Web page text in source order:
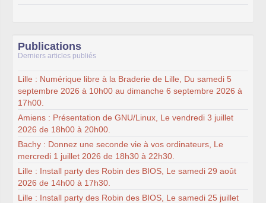
Publications
Derniers articles publiés
Lille : Numérique libre à la Braderie de Lille, Du samedi 5
septembre 2026 à 10h00 au dimanche 6 septembre 2026 à
17h00.
Amiens : Présentation de GNU/Linux, Le vendredi 3 juillet
2026 de 18h00 à 20h00.
Bachy : Donnez une seconde vie à vos ordinateurs, Le
mercredi 1 juillet 2026 de 18h30 à 22h30.
Lille : Install party des Robin des BIOS, Le samedi 29 août
2026 de 14h00 à 17h30.
Lille : Install party des Robin des BIOS, Le samedi 25 juillet